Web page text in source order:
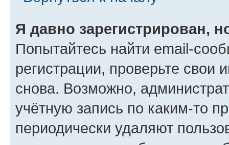
Я давно зарегистрирован,
Попытайтесь найти email-
регистрации, проверьте свои
снова. Возможно,
учётную запись по каким-то
периодически удаляют